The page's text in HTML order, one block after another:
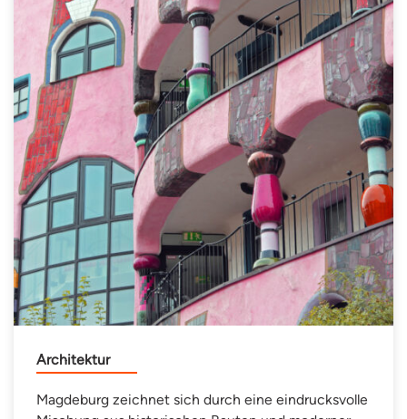
Architektur
Magdeburg zeichnet sich durch eine eindrucksvolle